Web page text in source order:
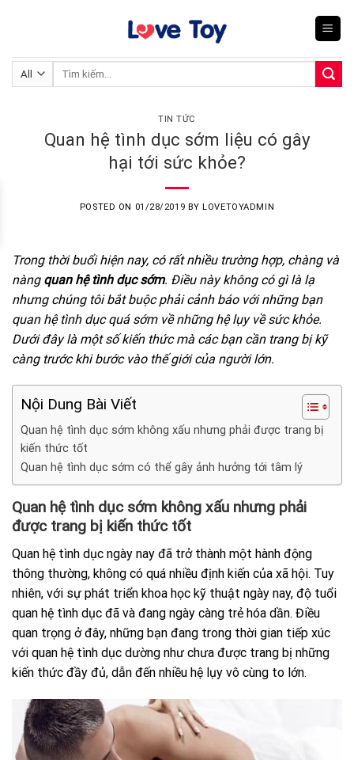
Tìm
TIN TỨC
Quan hệ tình dục sớm liệu có gây
hại tới sức khỏe?
POSTED ON 01/28/2019 BYLOVETOYADMIN
Trong thời buổi hiện nay, có rất nhiều trường hợp, chàng và
nàng quan hệ tình dục sớm. Điều này không có gì là lạ
nhưng chúng tôi bắt buộc phải cảnh báo với những bạn
quan hệ tình dục quá sớm về những hệ lụy về sức khỏe.
Dưới đây là một số kiến thức mà các bạn cần trang bị kỹ
càng trước khi bước vào thế giới của người lớn.
Nội Dung Bài Viết
Quan hệ tình dục sớm không xấu nhưng phải được trang bị
kiến thức tốt
Quan hệ tình dục sớm có thể gây ảnh hưởng tới tâm lý
Quan hệ tình dục sớm không xấu nhưng phải
được trang bị kiến thức tốt
Quan hệ tình dục ngày nay đã trở thành một hành động
thông thường, không có quá nhiều định kiến của xã hội. Tuy
nhiên, với sự phát triển khoa học kỹ thuật ngày nay, độ tuổi
quan hệ tình dục đã và đang ngày càng trẻ hóa dần. Điều
quan trọng ở đây, những bạn đang trong thời gian tiếp xúc
với quan hệ tình dục dường như chưa được trang bị những
kiến thức đầy đủ, dẫn đến nhiều hệ lụy vô cùng to lớn.